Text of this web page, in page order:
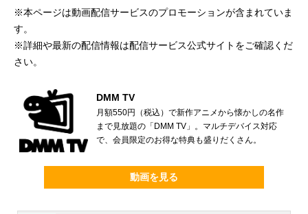
※本ページは動画配信サービスのプロモーションが含まれていま
す。
※詳細や最新の配信情報は配信サービス公式サイトをご確認くだ
さい。
DMM TV
月額550円（税込）で新作アニメから懐かしの名作
まで見放題の「DMM TV」。マルチデバイス対応
で、会員限定のお得な特典も盛りだくさん。
動画を見る